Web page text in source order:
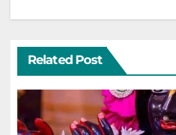
Related Post